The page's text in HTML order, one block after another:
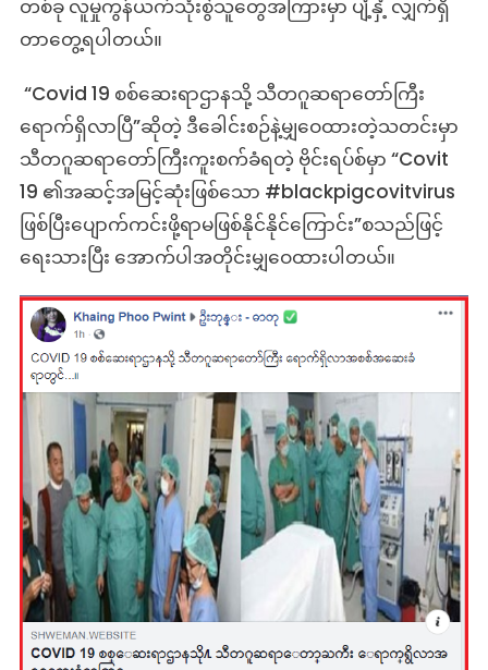
တစ်ခု လူမှုကွန်ယက်သုံးစွဲသူတွေအကြားမှာ ပျံ့နှံ့ လျှက်ရှိ
တာတွေ့ရပါတယ်။
“Covid 19 စစ်ဆေးရာဌာနသို့ သီတဂူဆရာတော်ကြီး
ရောက်ရှိလာပြီ”ဆိုတဲ့ ဒီခေါင်းစဉ်နဲ့မျှဝေထားတဲ့သတင်းမှာ
သီတဂူဆရာတော်ကြီးကူးစက်ခံရတဲ့ ဗိုင်းရပ်စ်မှာ “Covit
19 ၏အဆင့်အမြင့်ဆုံးဖြစ်သော #blackpigcovitvirus
ဖြစ်ပြီးပျောက်ကင်းဖို့ရာမဖြစ်နိုင်နိုင်ကြောင်း”စသည်ဖြင့်
ရေးသားပြီး အောက်ပါအတိုင်းမျှဝေထားပါတယ်။